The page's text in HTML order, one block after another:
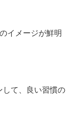
イメージが鮮明
して、良い習慣の